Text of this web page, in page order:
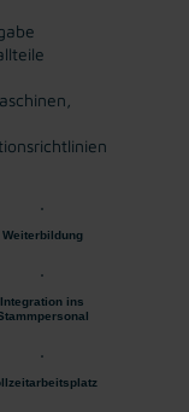
Weiterbildung
Integration ins